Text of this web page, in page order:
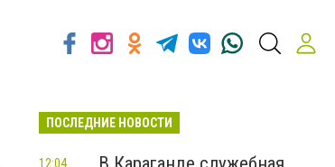
ПОСЛЕДНИЕ НОВОСТИ
12:04